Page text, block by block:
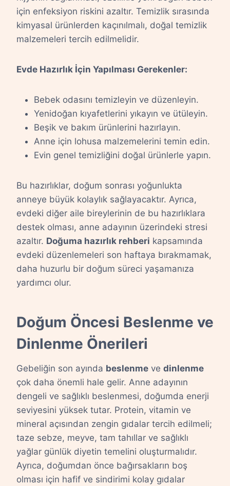
için enfeksiyon riskini azaltır. Temizlik sırasında
kimyasal ürünlerden kaçınılmalı, doğal temizlik
malzemeleri tercih edilmelidir.
Evde Hazırlık İçin Yapılması Gerekenler:
Bebek odasını temizleyin ve düzenleyin.
Yenidoğan kıyafetlerini yıkayın ve ütüleyin.
Beşik ve bakım ürünlerini hazırlayın.
Anne için lohusa malzemelerini temin edin.
Evin genel temizliğini doğal ürünlerle yapın.
Bu hazırlıklar, doğum sonrası yoğunlukta
anneye büyük kolaylık sağlayacaktır. Ayrıca,
evdeki diğer aile bireylerinin de bu hazırlıklara
destek olması, anne adayının üzerindeki stresi
azaltır. Doğuma hazırlık rehberi kapsamında
evdeki düzenlemeleri son haftaya bırakmamak,
daha huzurlu bir doğum süreci yaşamanıza
yardımcı olur.
Doğum Öncesi Beslenme ve
Dinlenme Önerileri
Gebeliğin son ayında beslenme ve dinlenme
çok daha önemli hale gelir. Anne adayının
dengeli ve sağlıklı beslenmesi, doğumda enerji
seviyesini yüksek tutar. Protein, vitamin ve
mineral açısından zengin gıdalar tercih edilmeli;
taze sebze, meyve, tam tahıllar ve sağlıklı
yağlar günlük diyetin temelini oluşturmalıdır.
Ayrıca, doğumdan önce bağırsakların boş
olması için hafif ve sindirimi kolay gıdalar